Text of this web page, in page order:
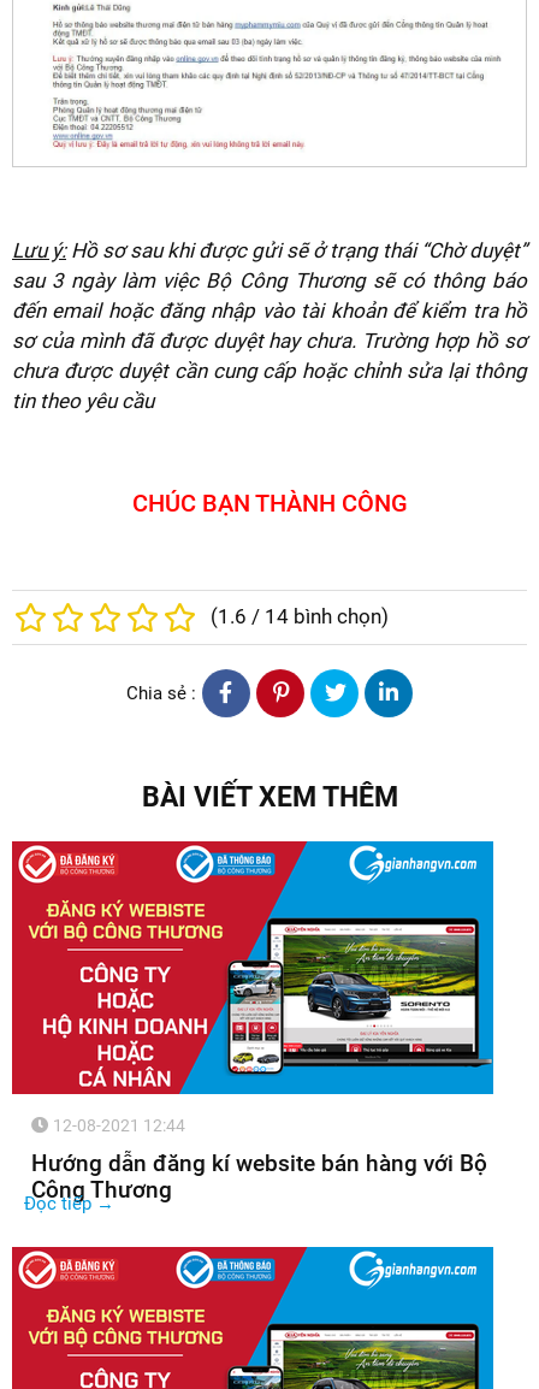
Lưu ý:Hồ sơ sau khi được gửi sẽ ở trạng thái “Chờ duyệt”
sau 3 ngày làm việc Bộ Công Thương sẽ có thông báo
đến email hoặc đăng nhập vào tài khoản để kiểm tra hồ
sơ của mình đã được duyệt hay chưa. Trường hợp hồ sơ
chưa được duyệt cần cung cấp hoặc chỉnh sửa lại thông
tin theo yêu cầu
CHÚC BẠN THÀNH CÔNG
(1.6 / 14 bình chọn)
Chia sẻ :
BÀI VIẾT XEM THÊM
12-08-2021 12:44
Hướng dẫn đăng kí website bán hàng với Bộ
Công Thương
Đọc tiếp →